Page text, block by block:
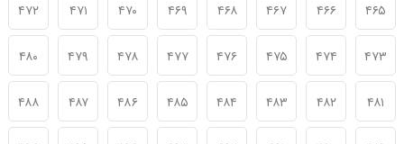
۴۶۵ ۴۶۶ ۴۶۷ ۴۶۸ ۴۶۹ ۴۷۰ ۴۷۱ ۴۷۲
۴۷۳ ۴۷۴ ۴۷۵ ۴۷۶ ۴۷۷ ۴۷۸ ۴۷۹ ۴۸۰
۴۸۱ ۴۸۲ ۴۸۳ ۴۸۴ ۴۸۵ ۴۸۶ ۴۸۷ ۴۸۸